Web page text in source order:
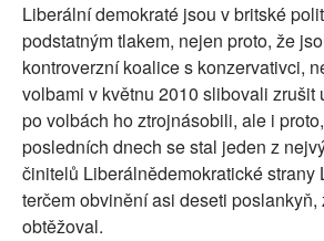
Liberální demokraté jsou v britské
podstatným tlakem, nejen proto, že
kontroverzní koalice s konzervativci,
volbami v květnu 2010 slibovali zrušit
po volbách ho ztrojnásobili, ale i
posledních dnech se stal jeden z
činitelů Liberálnědemokratické strany
terčem obvinění asi deseti
obtěžoval.